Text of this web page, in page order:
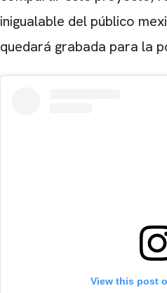
inigualable del público
quedará grabada para la
View this post